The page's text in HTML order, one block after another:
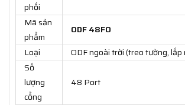
phối
Mã sản
phẩm
ODF 48FO
Loại
ODF ngoài trời (treo tường, lắp
Số
lượng
cổng
48 Port